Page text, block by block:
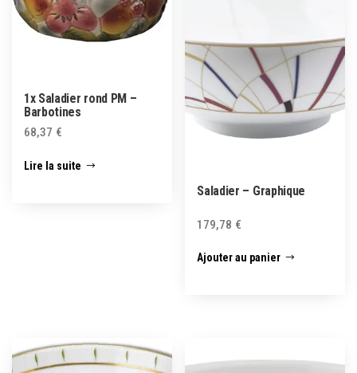
1x Saladier rond PM –
Barbotines
68,37 €
Lire la suite
Saladier – Graphique
179,78 €
Ajouter au panier